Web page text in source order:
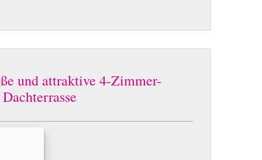
und attraktive 4-Zimmer-